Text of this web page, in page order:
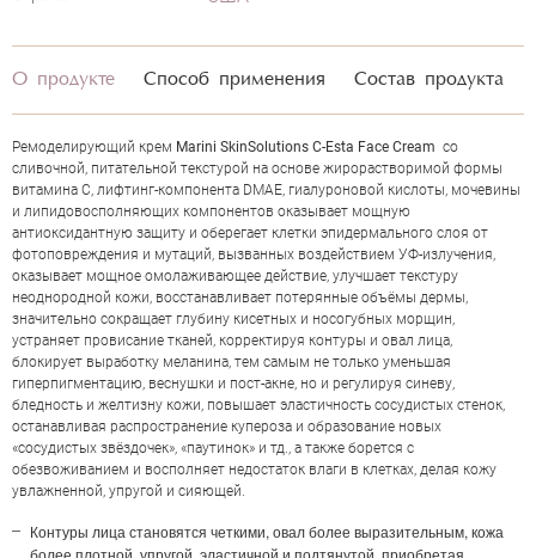
ОЦЕНКА
Отправить
О продукте Способ применения Состав продукта
Ремоделирующий крем Marini SkinSolutions C-Esta Face Cream со
сливочной, питательной текстурой на основе жирорастворимой формы
витамина С, лифтинг-компонента DMAE, гиалуроновой кислоты, мочевины
и липидовосполняющих компонентов оказывает мощную
антиоксидантную защиту и оберегает клетки эпидермального слоя от
фотоповреждения и мутаций, вызванных воздействием УФ-излучения,
оказывает мощное омолаживающее действие, улучшает текстуру
неоднородной кожи, восстанавливает потерянные объёмы дермы,
значительно сокращает глубину кисетных и носогубных морщин,
устраняет провисание тканей, корректируя контуры и овал лица,
блокирует выработку меланина, тем самым не только уменьшая
гиперпигментацию, веснушки и пост-акне, но и регулируя синеву,
бледность и желтизну кожи, повышает эластичность сосудистых стенок,
останавливая распространение купероза и образование новых
«сосудистых звёздочек», «паутинок» и тд., а также борется с
обезвоживанием и восполняет недостаток влаги в клетках, делая кожу
увлажненной, упругой и сияющей.
Контуры лица становятся четкими, овал более выразительным, кожа
более плотной, упругой, эластичной и подтянутой, приобретая